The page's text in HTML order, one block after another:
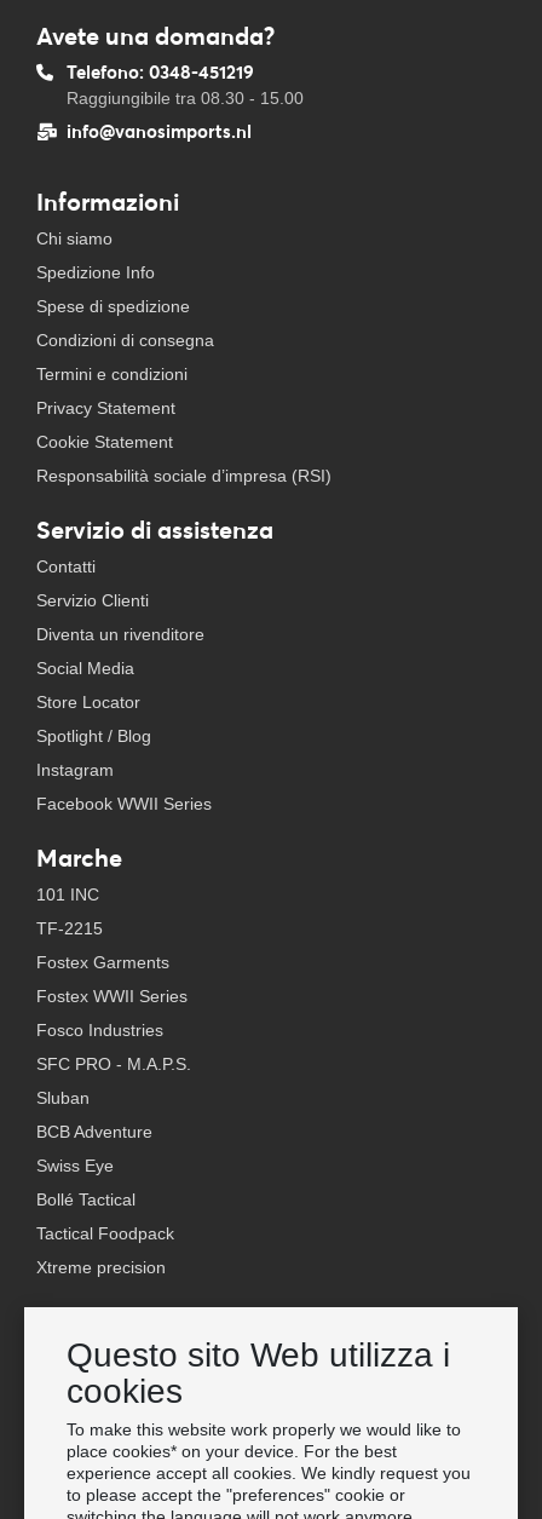
Questo sito Web utilizza i
cookies
To make this website work properly we would like to
place cookies* on your device. For the best
experience accept all cookies. We kindly request you
to please accept the "preferences" cookie or
Avete una domanda?
Telefono: 0348-451219
Raggiungibile tra 08.30 - 15.00
info@vanosimports.nl
Informazioni
Chi siamo
Spedizione Info
Spese di spedizione
Condizioni di consegna
Termini e condizioni
Privacy Statement
Cookie Statement
Responsabilità sociale d’impresa (RSI)
Servizio di assistenza
Contatti
Servizio Clienti
Diventa un rivenditore
Social Media
Store Locator
Spotlight / Blog
Instagram
Facebook WWII Series
Marche
101 INC
TF-2215
Fostex Garments
Fostex WWII Series
Fosco Industries
SFC PRO - M.A.P.S.
Sluban
BCB Adventure
Swiss Eye
Bollé Tactical
Tactical Foodpack
Xtreme precision
Grossista Van Os Imports B.V.
E-mail: info@vanosimports.nl
Telefono: + 31 348 451 219
WhatsApp us!